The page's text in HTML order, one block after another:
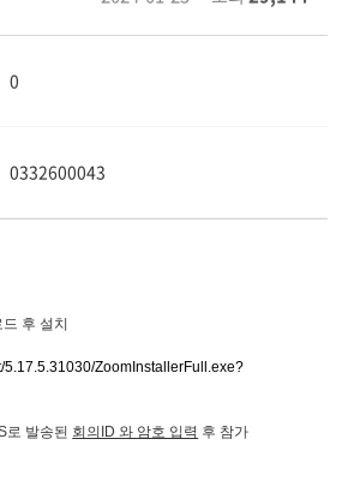
0
0332600043
후 설치
5.17.5.31030/ZoomInstallerFull.exe?
로 발송된 회의ID 와 암호 입력 후 참가